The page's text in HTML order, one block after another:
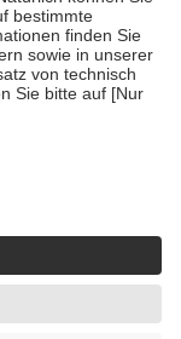
18. Lebensjahr
die von der
Maßnahmen
Bewertungen